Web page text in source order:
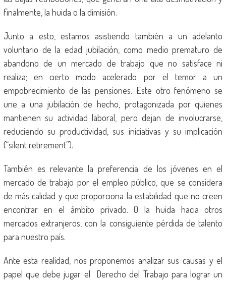
finalmente, la huida o la dimisión.
Junto a esto, estamos asistiendo también a un adelanto
voluntario de la edad jubilación, como medio prematuro de
abandono de un mercado de trabajo que no satisface ni
realiza; en cierto modo acelerado por el temor a un
empobrecimiento de las pensiones. Este otro fenómeno se
une a una jubilación de hecho, protagonizada por quienes
mantienen su actividad laboral, pero dejan de involucrarse,
reduciendo su productividad, sus iniciativas y su implicación
(“silent retirement”).
También es relevante la preferencia de los jóvenes en el
mercado de trabajo por el empleo público, que se considera
de más calidad y que proporciona la estabilidad que no creen
encontrar en el ámbito privado. O la huida hacia otros
mercados extranjeros, con la consiguiente pérdida de talento
para nuestro país.
Ante esta realidad, nos proponemos analizar sus causas y el
papel que debe jugar el Derecho del Trabajo para lograr un